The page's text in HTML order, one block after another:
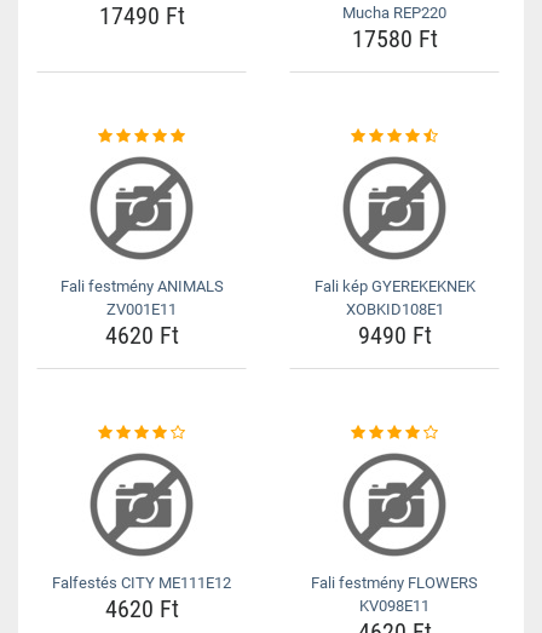
17490 Ft
Mucha REP220
17580 Ft
Fali festmény ANIMALS
ZV001E11
4620 Ft
Fali kép GYEREKEKNEK
XOBKID108E1
9490 Ft
Falfestés CITY ME111E12
4620 Ft
Fali festmény FLOWERS
KV098E11